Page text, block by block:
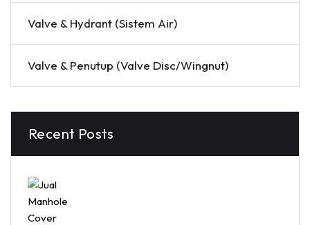
Valve & Hydrant (Sistem Air)
Valve & Penutup (Valve Disc/Wingnut)
Recent Posts